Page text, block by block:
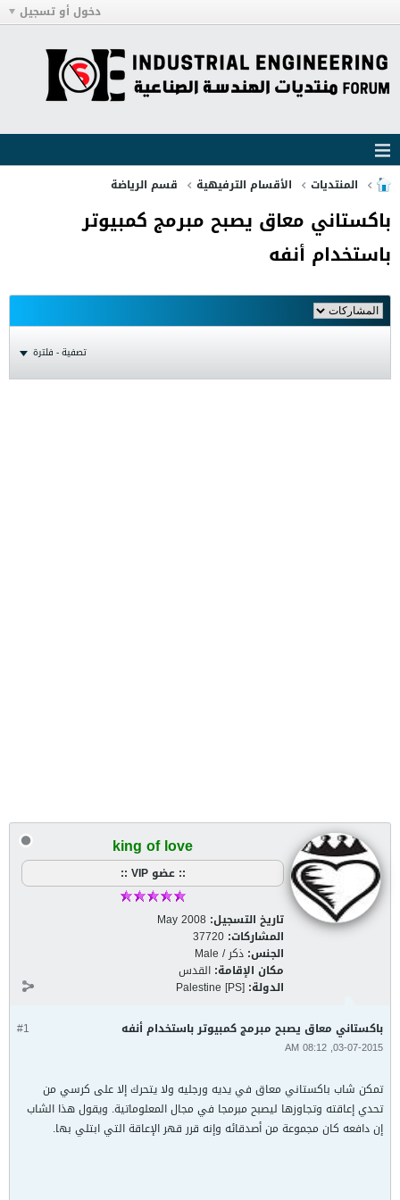
دخول أو تسجيل
المنتديات الأقسام الترفيهية قسم الرياضة
باكستاني معاق يصبح مبرمج كمبيوتر
باستخدام أنفه
تصفية - فلترة
king of love
:: عضو VIP ::
تاريخ التسجيل: May 2008
المشاركات: 37720
الجنس: ذكر / Male
مكان الإقامة: القدس
الدولة: Palestine [PS]
#1 باكستاني معاق يصبح مبرمج كمبيوتر باستخدام أنفه
03-07-2015, 08:12 AM
تمكن شاب باكستاني معاق في يديه ورجليه ولا يتحرك إلا على كرسي من
تحدي إعاقته وتجاوزها ليصبح مبرمجا في مجال المعلوماتية. ويقول هذا الشاب
إن دافعه كان مجموعة من أصدقائه وإنه قرر قهر الإعاقة التي ابتلي بها.